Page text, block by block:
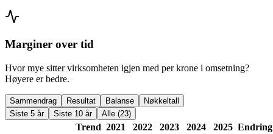
Marginer over tid
Hvor mye sitter virksomheten igjen med per krone i omsetning?
Høyere er bedre.
Sammendrag Resultat Balanse
Nøkkeltall
Siste 5 år
Siste 10 år Alle (23)
Trend 2021 2022 2023 2024 2025 Endring